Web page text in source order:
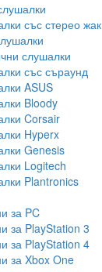
със стерео жак
слушалки
със съраунд
ASUS
Bloody
Corsair
Hyperx
Genesis
Logitech
Plantronics
за PC
за PlayStation 3
за PlayStation 4
за Xbox One